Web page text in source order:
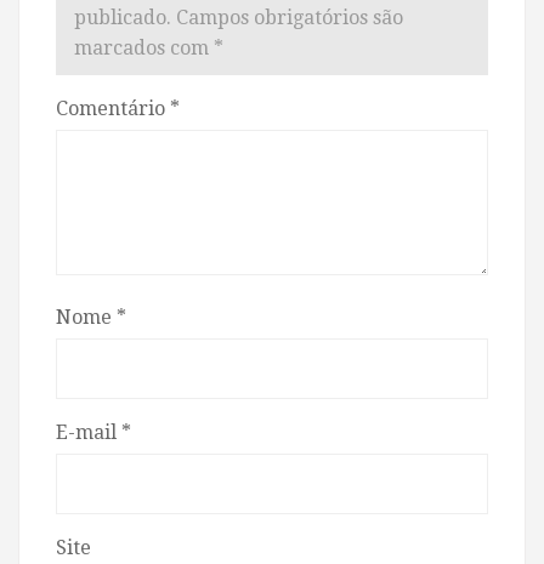
publicado. Campos obrigatórios são
marcados com *
Comentário *
Nome *
E-mail *
Site